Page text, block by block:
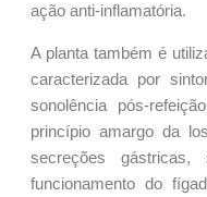
ação anti-inflamatória.
A planta também é
caracterizada por
sonolência pós-
princípio amargo da
secreções
funcionamento do